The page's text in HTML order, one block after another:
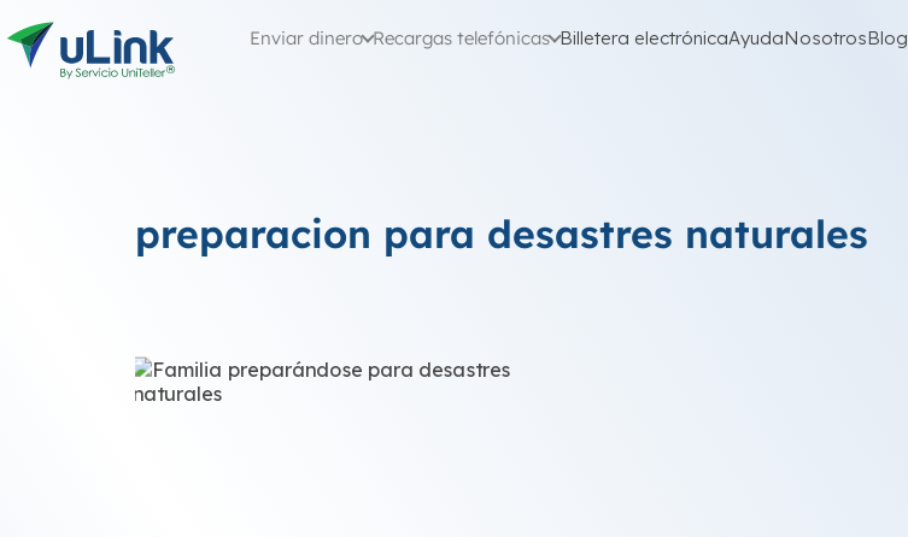
Enviar dinero Recargas telefónicas Billetera electrónicaAyudaNosotrosBlog
preparacion para desastres naturales